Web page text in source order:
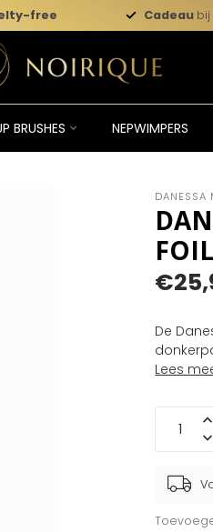
free Cadeau
BRUSHES NEPWIMPERS
DANESSA
De
Lees